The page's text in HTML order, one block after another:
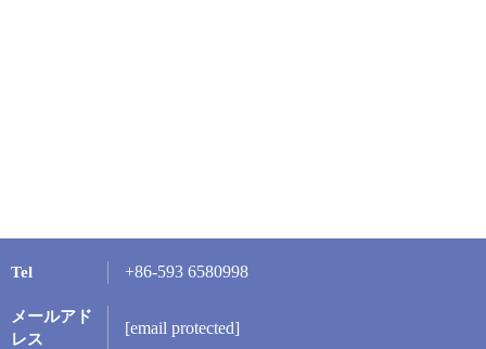
Tel +86-593 6580998
メールアド
レス
[email protected]